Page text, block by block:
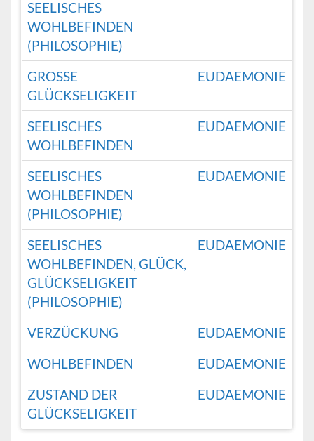
SEELISCHES
WOHLBEFINDEN
(PHILOSOPHIE)
GROSSE G
LÜCKSELIGKEIT
EUDAEMONIE
SEELISCHES
WOHLBEFINDEN
EUDAEMONIE
SEELISCHES
WOHLBEFINDEN
(PHILOSOPHIE)
EUDAEMONIE
SEELISCHES
WOHLBEFINDEN, GLÜCK,
GLÜCKSELIGKEIT
(PHILOSOPHIE)
EUDAEMONIE
VERZÜCKUNG
EUDAEMONIE
WOHLBEFINDEN
EUDAEMONIE
ZUSTAND DER
GLÜCKSELIGKEIT
EUDAEMONIE